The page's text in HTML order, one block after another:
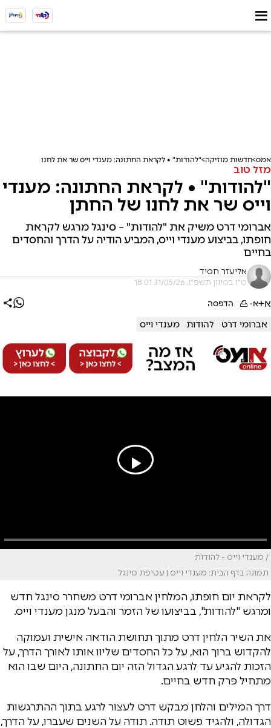
אמס חדשות מוזיקה "להודות" • לקראת החתונה: מענדי וייס שר את לחנו של החתן
מזל טוב
"להודות" • לקראת החתונה: מענדי
וייס שר את לחנו של החתן
אברומי דרט משיק את "להודות" – סינגל מרגש לקראת
חופתו, בביצוע מענדי וייס, המביע הודיה על הדרך והחסדים
בחיים
אליעזר חסיד
ט"ו בסיוון תשפ"ו, 31/05/26 18:01
א+א- הדפסה
אברומי דרט להודות מענדי וייס
/ מענדי וייס - להודות
תמונה בדף הבית: מענדי וייס | עטיפת סינגל
לקראת יום חופתו, המלחין אברומי דרט משחרר סינגל חדש
ומרגש "להודות", בביצועו של הזמר והבעל מנגן מענדי וייס.
את השיר הלחין דרט מתוך תחושת הודאה אישית ועמוקה
להקדוש ברוך הוא, על כל החסדים שליוו אותו לאורך הדרך, על
הזכות להגיע עד לרגע הגדול הזה יום החתונה, היום שבו הוא
מתחיל פרק חדש בחיים.
דרך המילים והלחן מבקש דרט לעצור לרגע בתוך ההתרגשות
הגדולה, ולהגיד פשוט תודה. תודה על השנים שעברו, על הדרך,